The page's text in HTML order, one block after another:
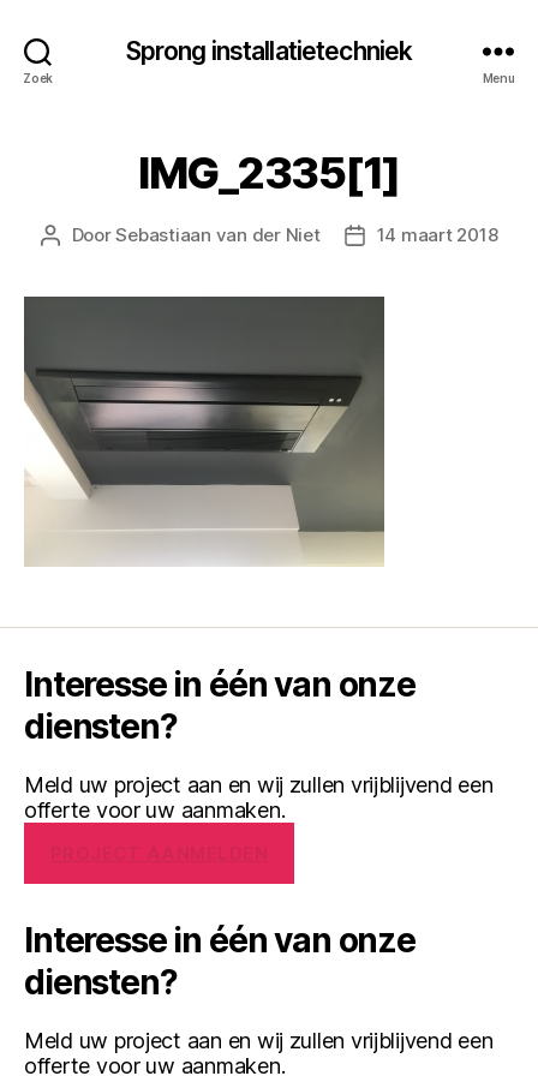
Zoek
Sprong installatietechniek
Menu
IMG_2335[1]
Berichtauteur
DoorSebastiaan van der Niet Berichtdatum
14 maart 2018
Interesse in één van onze
diensten?
Meld uw project aan en wij zullen vrijblijvend een
offerte voor uw aanmaken.
Interesse in één van onze
diensten?
Meld uw project aan en wij zullen vrijblijvend een
offerte voor uw aanmaken.